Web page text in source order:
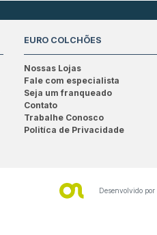
EURO COLCHÕES
Nossas Lojas
Fale com especialista
Seja um franqueado
Contato
Trabalhe Conosco
Politíca de Privacidade
Desenvolvido por